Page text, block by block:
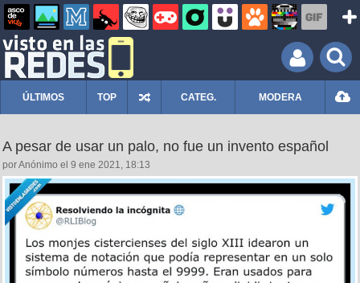
ÚLTIMOS TOP CATEG. MODERA
A pesar de usar un palo, no fue un invento español
por Anónimo el 9 ene 2021, 18:13